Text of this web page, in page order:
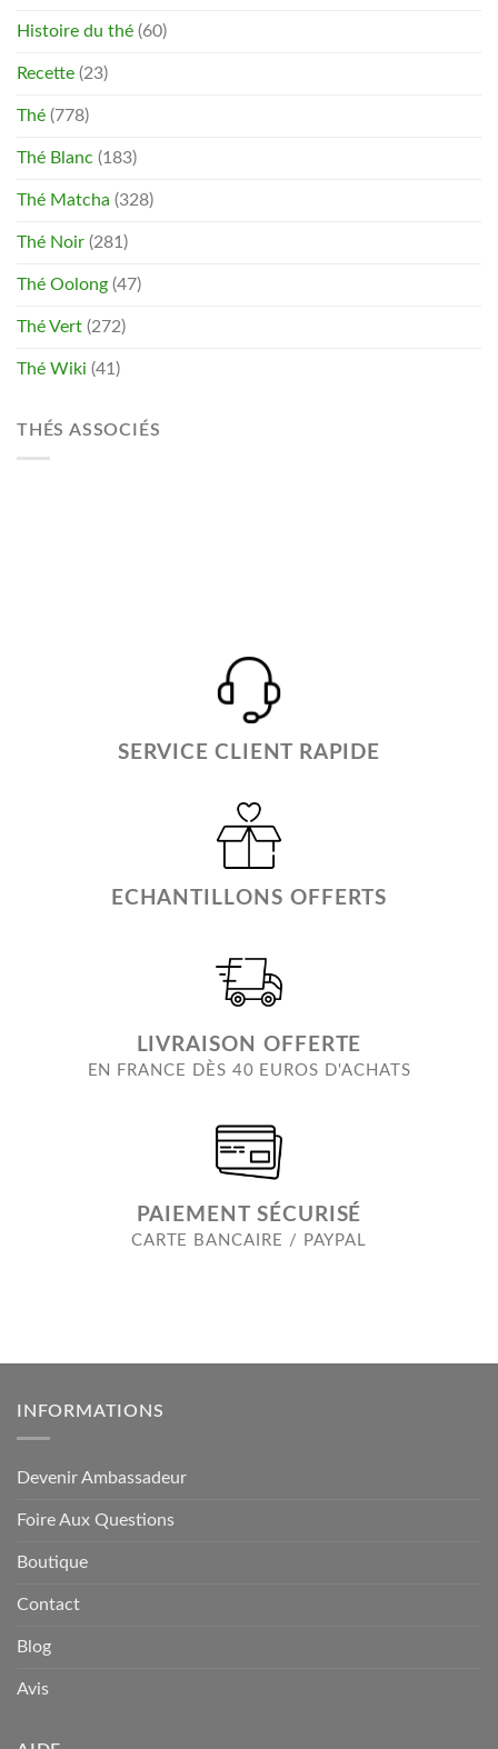
Histoire du thé (60)
Recette (23)
Thé (778)
Thé Blanc (183)
Thé Matcha (328)
Thé Noir (281)
Thé Oolong (47)
Thé Vert (272)
Thé Wiki (41)
THÉS ASSOCIÉS
SERVICE CLIENT RAPIDE
ECHANTILLONS OFFERTS
LIVRAISON OFFERTE
EN FRANCE DÈS 40 EUROS D'ACHATS
PAIEMENT SÉCURISÉ
CARTE BANCAIRE / PAYPAL
INFORMATIONS
Devenir Ambassadeur
Foire Aux Questions
Boutique
Contact
Blog
Avis